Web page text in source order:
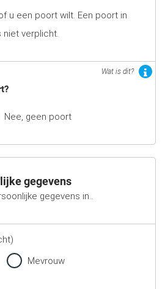
u een poort wilt. Een poort in
niet verplicht.
Wat is dit?
Nee, geen poort
gegevens
gegevens in..
Mevrouw